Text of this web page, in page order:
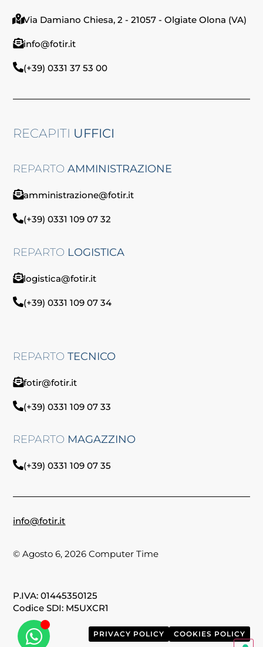
Via Damiano Chiesa, 2 - 21057 - Olgiate Olona (VA)
info@fotir.it
(+39) 0331 37 53 00
RECAPITI UFFICI
REPARTOAMMINISTRAZIONE
amministrazione@fotir.it
(+39) 0331 109 07 32
REPARTO LOGISTICA
logistica@fotir.it
(+39) 0331 109 07 34
REPARTOTECNICO
fotir@fotir.it
(+39) 0331 109 07 33
REPARTO MAGAZZINO
(+39) 0331 109 07 35
info@fotir.it
© Agosto 6, 2026 Computer Time
P.IVA: 01445350125
Codice SDI: M5UXCR1
PRIVACY POLICY COOKIES POLICY